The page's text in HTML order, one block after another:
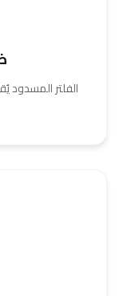
الفلتر المسدود